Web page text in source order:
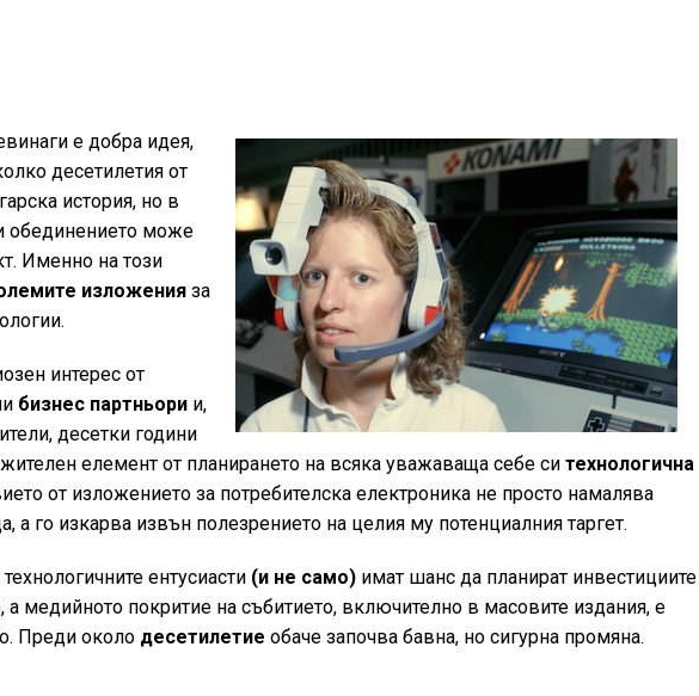
е добра идея,
десетилетия от
история, но в
обединението може
Именно на този
изложения за
интерес от
бизнес партньори и,
десетки години
елемент от планирането на всяка уважаваща себе ситехнологична
от изложението за потребителска електроника не просто намалява
а го изкарва извън полезрението на целия му потенциалния таргет.
технологичните ентусиасти (и не само) имат шанс да планират инвестициите
а медийното покритие на събитието, включително в масовите издания, е
Преди около десетилетие обаче започва бавна, но сигурна промяна.